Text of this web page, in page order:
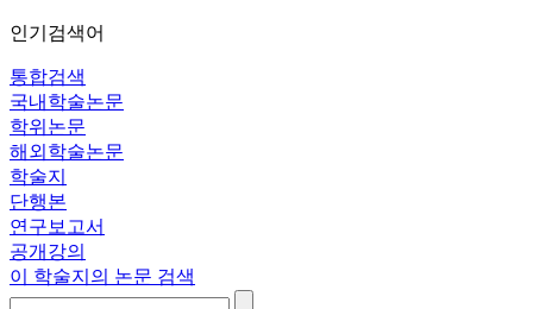
인기검색어
통합검색
국내학술논문
학위논문
해외학술논문
학술지
단행본
연구보고서
공개강의
이 학술지의 논문 검색